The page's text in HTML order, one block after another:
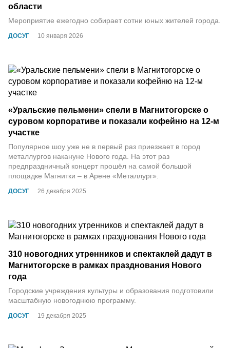
ДОСУГ 10 января 2026
области
Мероприятие ежегодно собирает сотни юных жителей города.
ДОСУГ 26 декабря 2025
«Уральские пельмени» спели в Магнитогорске о
суровом корпоративе и показали кофейню на 12-м
участке
Популярное шоу уже не в первый раз приезжает в город
металлургов накануне Нового года. На этот раз
предпраздничный концерт прошёл на самой большой
площадке Магнитки – в Арене «Металлург».
ДОСУГ 19 декабря 2025
310 новогодних утренников и спектаклей дадут в
Магнитогорске в рамках празднования Нового
года
Городские учреждения культуры и образования подготовили
масштабную новогоднюю программу.